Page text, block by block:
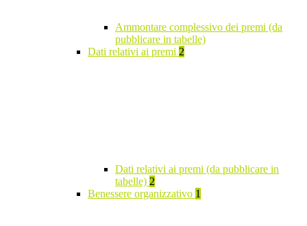
Ammontare complessivo dei premi (da
pubblicare in tabelle)
Dati relativi ai premi 2
Dati relativi ai premi (da pubblicare in
tabelle) 2
Benessere organizzativo 1